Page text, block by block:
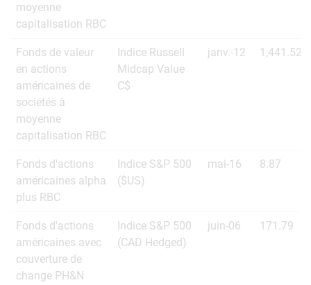
moyenne
capitalisation RBC
Fonds de valeur
en actions
américaines de
sociétés à
moyenne
capitalisation RBC
Indice Russell
Midcap Value
C$
janv.-12 1,441.52
Fonds d'actions
américaines alpha
plus RBC
Indice S&P 500
($US)
mai-16 8.87
Fonds d'actions
américaines avec
couverture de
change PH&N
Indice S&P 500
(CAD Hedged)
juin-06 171.79